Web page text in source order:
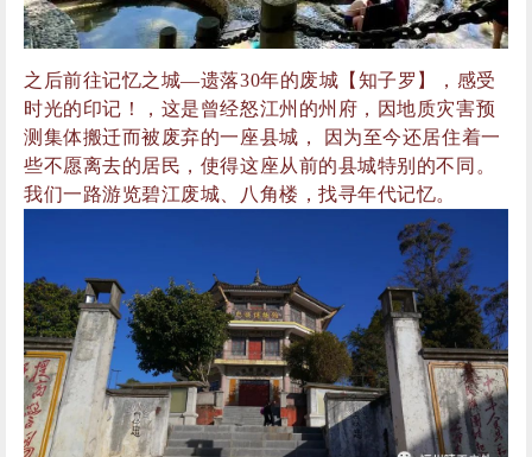
之后前往记忆之城—遗落30年的废城【知子罗】，感受
测集体搬迁而被废弃的一座县城， 因为至今还居住着一
些不愿离去的居民，使得这座从前的县城特别的不同。
我们一路游览碧江废城、八角楼，找寻年代记忆。